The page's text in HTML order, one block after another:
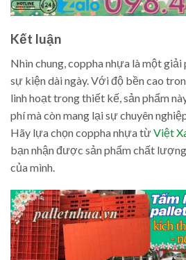
Kết luận
Nhìn chung, coppha nhựa là một
sự kiện dài ngày. Với độ bền cao
linh hoạt trong thiết kế, sản phẩm
phí mà còn mang lại sự chuyên
Hãy lựa chọn coppha nhựa từViệt
bạn nhận được sản phẩm chất
của mình.